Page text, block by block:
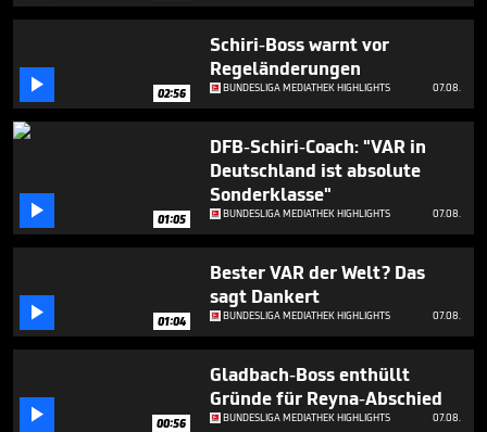
 02:56
Schiri-Boss warnt vor
Regeländerungen
BUNDESLIGA MEDIATHEK HIGHLIGHTS 07.08.
 01:05
DFB-Schiri-Coach: "VAR in
Deutschland ist absolute
Sonderklasse"
BUNDESLIGA MEDIATHEK HIGHLIGHTS 07.08.
 01:04
Bester VAR der Welt? Das
sagt Dankert
BUNDESLIGA MEDIATHEK HIGHLIGHTS 07.08.
 00:56
Gladbach-Boss enthüllt
Gründe für Reyna-Abschied
BUNDESLIGA MEDIATHEK HIGHLIGHTS 07.08.